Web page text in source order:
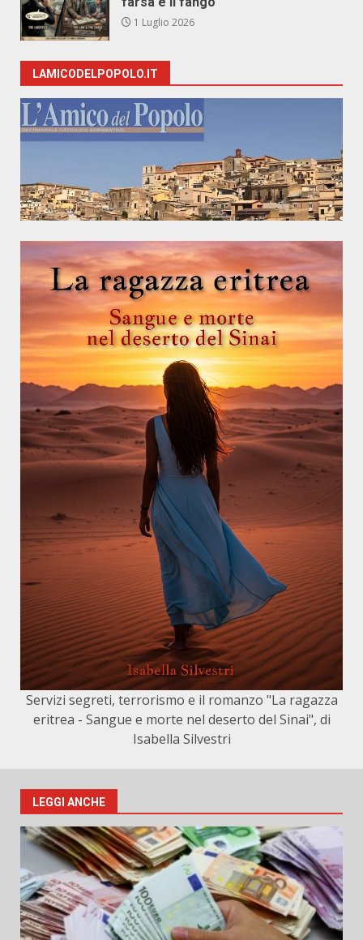
1 Luglio 2026
LAMICODELPOPOLO.IT
Servizi segreti, terrorismo e il romanzo "La ragazza
eritrea - Sangue e morte nel deserto del Sinai", di
Isabella Silvestri
LEGGI ANCHE